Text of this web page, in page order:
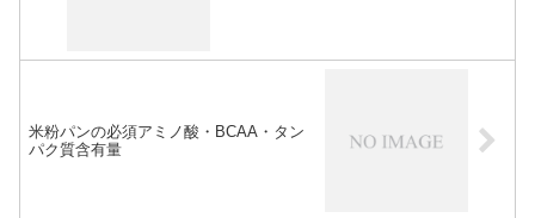
米粉パンの必須アミノ酸・BCAA・タン
パク質含有量